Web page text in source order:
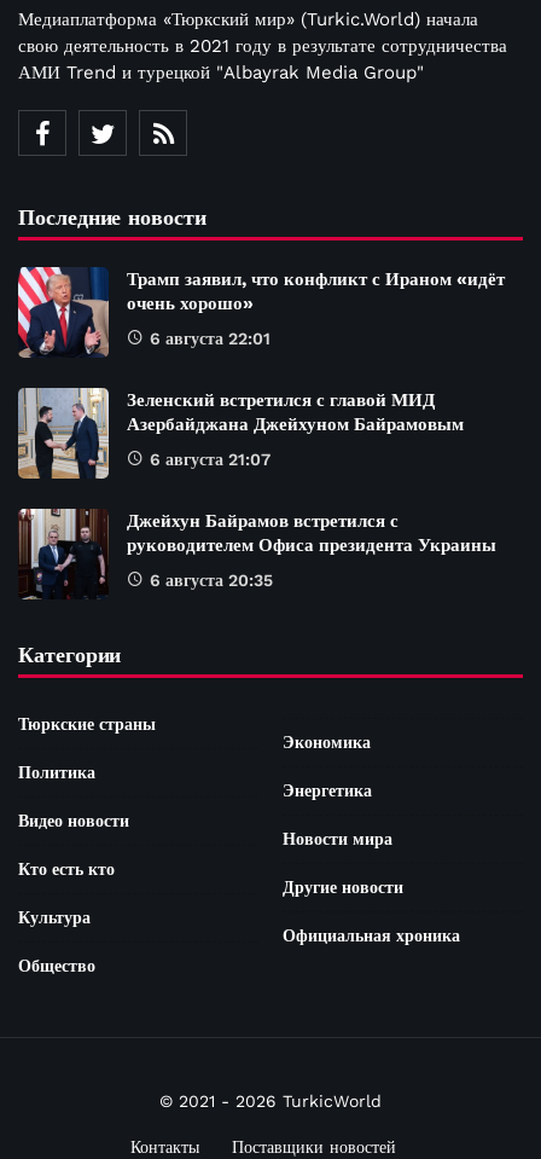
Медиаплатформа «Тюркский мир» (Turkic.World) начала
свою деятельность в 2021 году в результате сотрудничества
АМИ Trend и турецкой "Albayrak Media Group"
Последние новости
Трамп заявил, что конфликт с Ираном «идёт
очень хорошо»
6 августа 22:01
Зеленский встретился с главой МИД
Азербайджана Джейхуном Байрамовым
6 августа 21:07
Джейхун Байрамов встретился с
руководителем Офиса президента Украины
6 августа 20:35
Категории
Тюркские страны
Политика
Видео новости
Кто есть кто
Культура
Общество
Экономика
Энергетика
Новости мира
Другие новости
Официальная хроника
© 2021 - 2026 TurkicWorld
Контакты Поставщики новостей